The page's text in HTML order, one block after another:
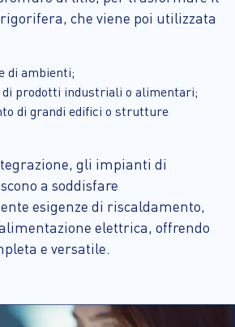
che viene poi utilizzata
di ambienti;
di prodotti industriali o alimentari;
di grandi edifici o strutture
gli impianti di
a soddisfare
esigenze di riscaldamento,
elettrica, offrendo
e versatile.